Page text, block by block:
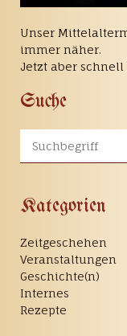
Unser
immer näher.
Jetzt aber schnell
Suche
Kategorien
Zeitgeschehen
Veranstaltungen
Geschichte(n)
Internes
Rezepte